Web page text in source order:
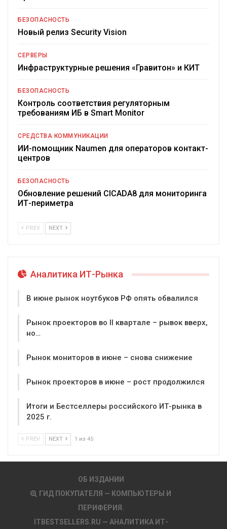
БЕЗОПАСНОСТЬ
Новый релиз Security Vision
СЕРВЕРЫ
Инфраструктурные решения «Гравитон» и КИТ
БЕЗОПАСНОСТЬ
Контроль соответствия регуляторным
требованиям ИБ в Smart Monitor
СРЕДСТВА КОММУНИКАЦИИ
ИИ-помощник Naumen для операторов контакт-
центров
БЕЗОПАСНОСТЬ
Обновление решений CICADA8 для мониторинга
ИТ-периметра
PREV NEXT
Аналитика ИТ-Рынка
В июне рынок ноутбуков РФ опять обвалился
Рынок проекторов во II квартале – рывок вверх,
но…
Рынок мониторов в июне – снова снижение
Рынок проекторов в июне – рост продолжился
Итоги и Бестселлеры российского ИТ-рынка в
2025 г.
PREV NEXT 1 из 45
ОБ ИЗДАНИИ
ГИД ПОКУПАТЕЛЯ — КОМПЬЮТЕРЫ И
ПЕРИФЕРИЯ.
ITBESTSELLERS.RU — АНАЛИТИКА ИТ-